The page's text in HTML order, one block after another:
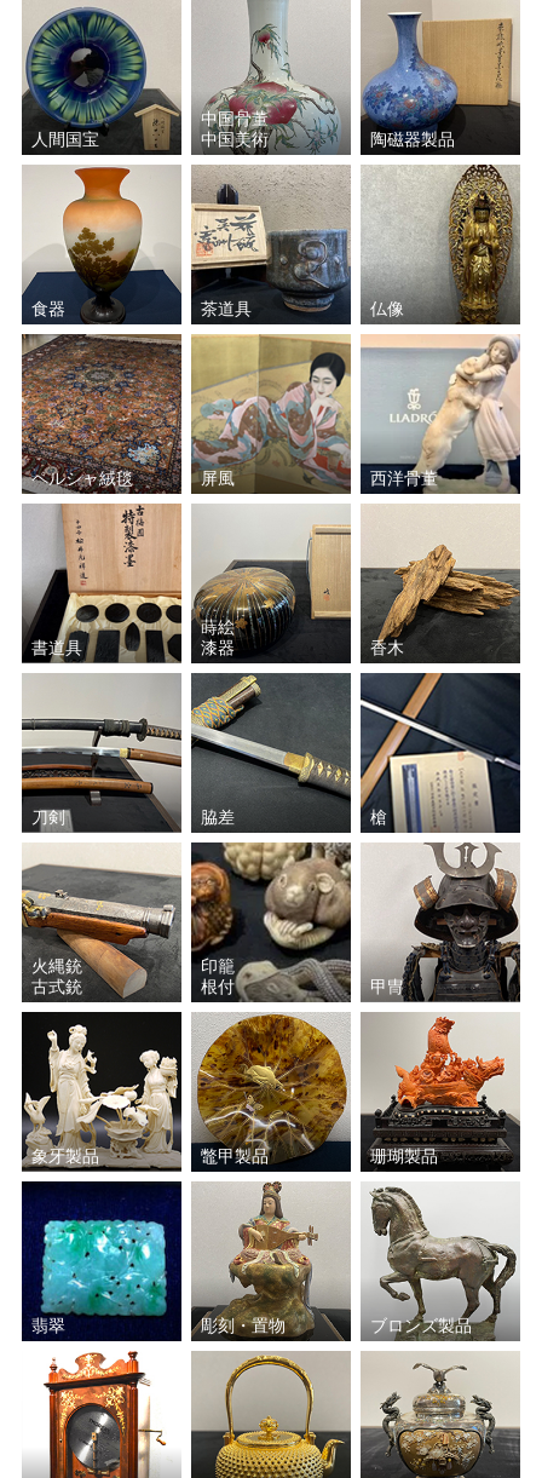
人間国宝
中国骨董
中国美術
陶磁器製品
食器 茶道具 仏像
ペルシャ絨毯 屏風 西洋骨董
書道具
蒔絵
漆器
香木
刀剣 脇差 槍
火縄銃
古式銃
印籠
根付
甲冑
象牙製品 鼈甲製品 珊瑚製品
翡翠 彫刻・置物 ブロンズ製品